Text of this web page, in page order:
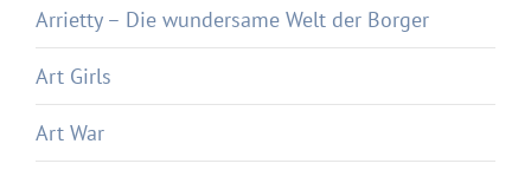
Arrietty – Die wundersame Welt der Borger
Art Girls
Art War